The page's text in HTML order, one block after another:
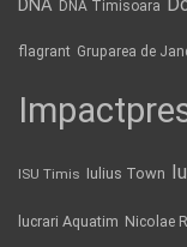
DNA Timisoara
flagrant Gruparea de
ISU Timis Iulius Town
lucrari Aquatim Nicolae